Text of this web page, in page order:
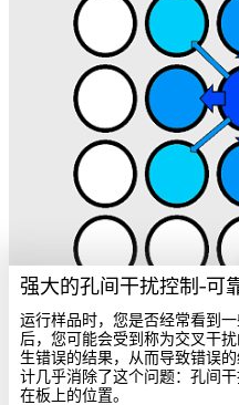
强大的孔间干扰控制-可
运行样品时，您是否经常看到
后，您可能会受到称为交叉干
生错误的结果，从而导致错误
计几乎消除了这个问题：孔间干
在板上的位置。